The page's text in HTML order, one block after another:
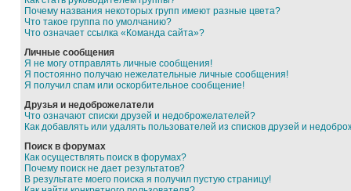
Почему названия некоторых групп имеют разные цвета?
Что такое группа по умолчанию?
Что означает ссылка «Команда сайта»?
Личные сообщения
Я не могу отправлять личные сообщения!
Я постоянно получаю нежелательные личные сообщения!
Я получил спам или оскорбительное сообщение!
Друзья и недоброжелатели
Что означают списки друзей и недоброжелателей?
Как добавлять или удалять пользователей из списков друзей и
Поиск в форумах
Как осуществлять поиск в форумах?
Почему поиск не дает результатов?
В результате моего поиска я получил пустую страницу!